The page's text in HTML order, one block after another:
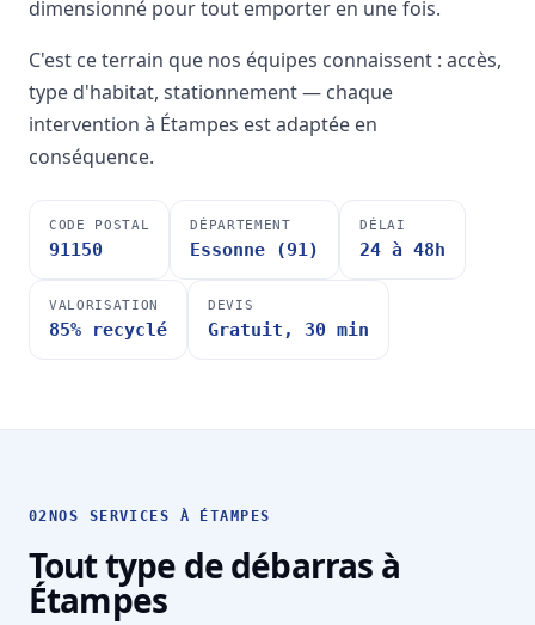
dimensionné pour tout emporter en une fois.
C'est ce terrain que nos équipes connaissent : accès,
type d'habitat, stationnement — chaque
intervention à Étampes est adaptée en
conséquence.
CODE POSTAL
91150
DÉPARTEMENT
Essonne (91)
DÉLAI
24 à 48h
VALORISATION
85% recyclé
DEVIS
Gratuit, 30 min
02 NOS SERVICES À ÉTAMPES
Tout type de débarras à
Étampes